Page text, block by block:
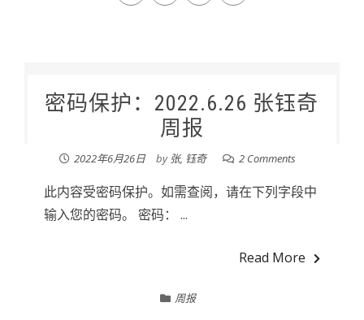
密码保护：2022.6.26 张钰奇
周报
2022年6月26日 by 张, 钰奇 2 Comments
此内容受密码保护。如需查阅，请在下列字段中
输入您的密码。 密码： ...
Read More
周报